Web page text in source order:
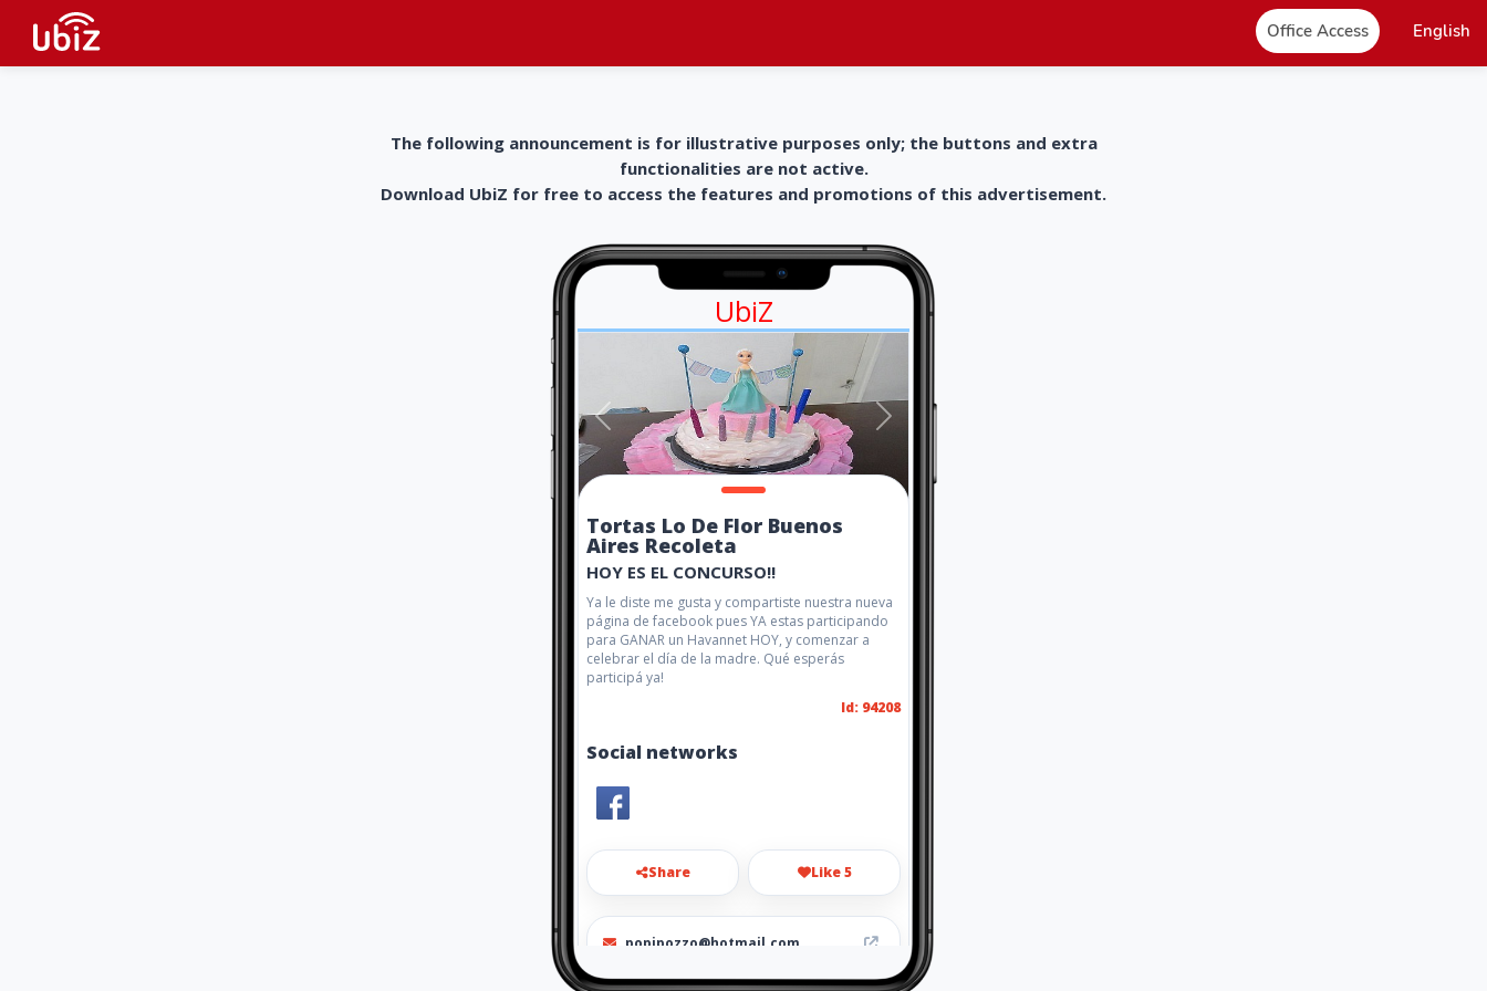
Office Access English
The following announcement is for illustrative purposes only; the buttons and extra
functionalities are not active.
Download UbiZ for free to access the features and promotions of this advertisement.
UbiZ
Tortas Lo De Flor Buenos
Aires Recoleta
HOY ES EL CONCURSO!!
Ya le diste me gusta y compartiste nuestra nueva
página de facebook pues YA estas participando
para GANAR un Havannet HOY, y comenzar a
celebrar el día de la madre. Qué esperás
participá ya!
Id: 94208
Social networks
Share Like 5
popipozzo@hotmail.com